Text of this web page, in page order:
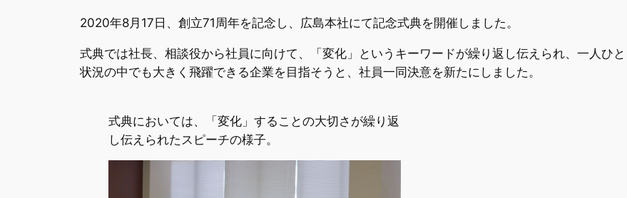
2020年8月17日、創立71周年を記念し、広島本社にて記念式典を開催しました。
式典では社長、相談役から社員に向けて、「変化」というキーワードが繰り返し伝えられ、一人ひ
状況の中でも大きく飛躍できる企業を目指そうと、社員一同決意を新たにしました。
式典においては、「変化」することの大切さが繰り返
し伝えられたスピーチの様子。